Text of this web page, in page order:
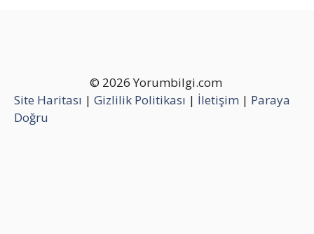
© 2026 Yorumbilgi.com
Site Haritası | Gizlilik Politikası | İletişim | Paraya
Doğru